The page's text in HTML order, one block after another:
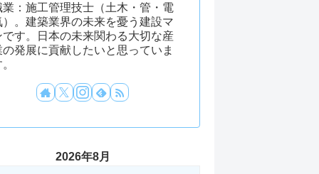
業：施工管理技士（土木・管・電
）。建築業界の未来を憂う建設マ
です。日本の未来関わる大切な産
の発展に貢献したいと思っていま
2026年8月